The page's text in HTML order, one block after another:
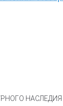
НАСЛЕДИЯ